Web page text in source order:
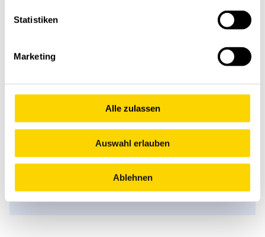
Statistiken
Marketing
Alle zulassen
Auswahl erlauben
Ablehnen
Estaremos encantados de
responder a sus preguntas
por correo electrónico o
simplemente llámenos.
Póngase en contacto con nosotros